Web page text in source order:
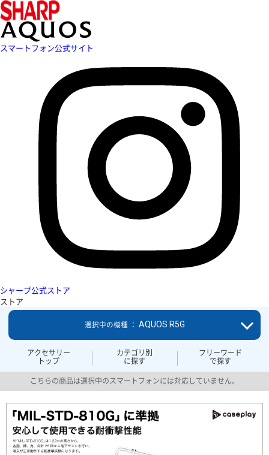
スマートフォン公式サイト
シャープ公式ストア
ストア
アクセサリー
トップ
カテゴリ別
に探す
フリーワード
で探す
選択中の機種 ： AQUOS R5G
こちらの商品は選択中のスマートフォンには対応していません。